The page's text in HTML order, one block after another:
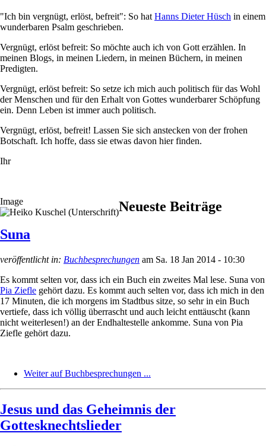
"Ich bin vergnügt, erlöst, befreit": So hat Hanns Dieter Hüsch in einem
wunderbaren Psalm geschrieben.
Vergnügt, erlöst befreit: So möchte auch ich von Gott erzählen. In
meinen Blogs, in meinen Liedern, in meinen Büchern, in meinen
Predigten.
Vergnügt, erlöst befreit: So setze ich mich auch politisch für das Wohl
der Menschen und für den Erhalt von Gottes wunderbarer Schöpfung
ein. Denn Leben ist immer auch politisch.
Vergnügt, erlöst, befreit! Lassen Sie sich anstecken von der frohen
Botschaft. Ich hoffe, dass sie etwas davon hier finden.
Ihr
Image
Neueste Beiträge
Suna
veröffentlicht in: Buchbesprechungen am Sa. 18 Jan 2014 - 10:30
Es kommt selten vor, dass ich ein Buch ein zweites Mal lese. Suna von
Pia Ziefle gehört dazu. Es kommt auch selten vor, dass ich mich in den
17 Minuten, die ich morgens im Stadtbus sitze, so sehr in ein Buch
vertiefe, dass ich völlig überrascht und auch leicht enttäuscht (kann
nicht weiterlesen!) an der Endhaltestelle ankomme. Suna von Pia
Ziefle gehört dazu.
Weiter auf Buchbesprechungen ...
Jesus und das Geheimnis der
Gottesknechtslieder